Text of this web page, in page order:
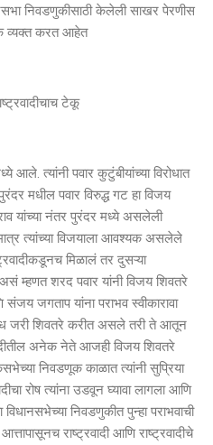
निवडणुकीसाठी केलेली साखर पेरणीस
व्यक्त करत आहेत
टेकू
त्यांनी पवार कुटुंबीयांच्या विरोधात
मधील पवार विरुद्ध गट हा विजय
यांच्या नंतर पुरंदर मध्ये असलेली
त्यांच्या विजयाला आवश्यक असलेले
मिळालं तर दुसऱ्या
म्हणत शरद पवार यांनी विजय शिवतरे
जगताप यांना पराभव स्वीकारावा
जरी शिवतरे करीत असले तरी ते आतून
अनेक नेते आजही विजय शिवतरे
निवडणूक काळात त्यांनी सुप्रिया
रोष त्यांना उडवून घ्यावा लागला आणि
विधानसभेच्या निवडणुकीत पुन्हा पराभवाची
राष्ट्रवादी आणि राष्ट्रवादीचे